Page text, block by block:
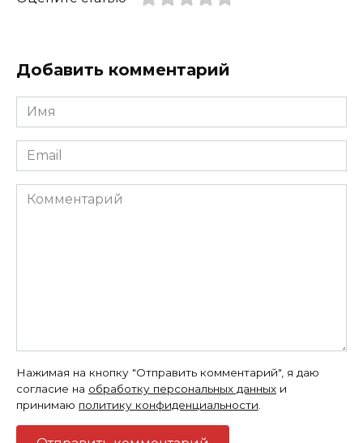
Добавить комментарий
Имя
*
Email
*
Комментарий
Нажимая на кнопку "Отправить комментарий", я даю
согласие на обработку персональных данных и
принимаю политику конфиденциальности